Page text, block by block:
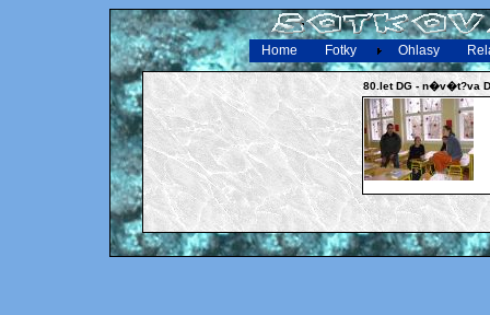
Home Fotky Ohlasy
80.let DG - n�v�t?va